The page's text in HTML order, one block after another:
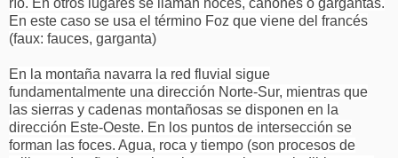
río. En otros lugares se llaman hoces, cañones o gargantas.
En este caso se usa el término Foz que viene del francés
(faux: fauces, garganta)
En la montaña navarra la red fluvial sigue
fundamentalmente una dirección Norte-Sur, mientras que
las sierras y cadenas montañosas se disponen en la
dirección Este-Oeste. En los puntos de intersección se
forman las foces. Agua, roca y tiempo (son procesos de